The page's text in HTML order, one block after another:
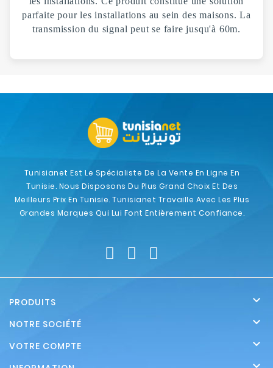
parfaite pour les installations au sein des maisons. La
transmission du signal peut se faire jusqu'à 60m.
Tunisianet Est Le Spécialiste De La Vente En Ligne En
Tunisie. Nous Disposons Du Plus Grand Choix Et Des
Meilleurs Prix En Tunisie. Tunisianet Travaille Avec Les Plus
Grandes Marques Qui Lui Font Entièrement Confiance.
PRODUITS 
NOTRE SOCIÉTÉ 
VOTRE COMPTE 